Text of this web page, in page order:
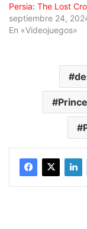
Persia: The Lost
septiembre 24,
En «Videojuegos»